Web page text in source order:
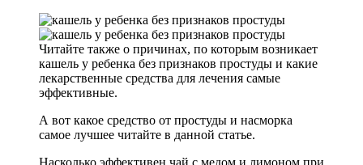
Читайте также о причинах, по которым возникает
кашель у ребенка без признаков простуды и какие
лекарственные средства для лечения самые
эффективные.
А вот какое средство от простуды и насморка
самое лучшее читайте в данной статье.
Насколько эффективен чай с медом и лимоном при